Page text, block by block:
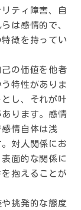
ティ障害、自
は 感情的で、
徴を持ってい
己の価値を他者
う特性がありま
し、それが叶
ります。感情
情自体は浅
対人関係にお
面的な関係に
抱えることが
挑発的な態度